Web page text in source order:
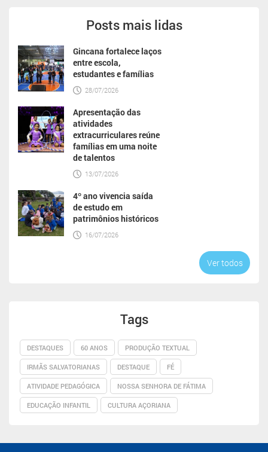
Posts mais lidas
Gincana fortalece laços
entre escola,
estudantes e famílias
28/07/2026
Apresentação das
atividades
extracurriculares reúne
famílias em uma noite
de talentos
13/07/2026
4º ano vivencia saída
de estudo em
patrimônios históricos
16/07/2026
Ver todos
Tags
DESTAQUES 60 ANOS PRODUÇÃO TEXTUAL
IRMÃS SALVATORIANAS DESTAQUE FÉ
ATIVIDADE PEDAGÓGICA NOSSA SENHORA DE FÁTIMA
EDUCAÇÃO INFANTIL CULTURA AÇORIANA